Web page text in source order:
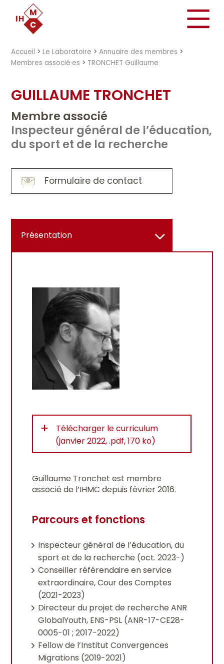
Accueil >Le Laboratoire >Annuaire des membres >
Membres associé·es > TRONCHET Guillaume
GUILLAUME TRONCHET
Membre associé
Inspecteur général de l’éducation,
du sport et de la recherche
Formulaire de contact
Présentation
+
Télécharger le curriculum
(janvier 2022, .pdf, 170 ko)
Guillaume Tronchet est membre
associé de l’IHMC depuis février 2016.
Parcours et fonctions
Inspecteur général de l’éducation, du
sport et de la recherche (oct. 2023-)
Conseiller référendaire en service
extraordinaire, Cour des Comptes
(2021-2023)
Directeur du projet de recherche ANR
GlobalYouth, ENS-PSL (ANR-17-CE28-
0005-01 ; 2017-2022)
Fellow de l’Institut Convergences
Migrations (2019-2021)